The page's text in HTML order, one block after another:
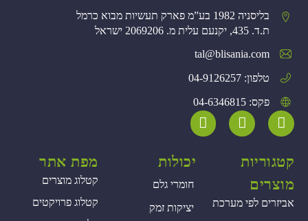
בליסניה 1982 בע”מ פארק תעשיות מבוא כרמל
ת.ד. 435, יקנעם עלית מ. 2069206 ישראל
tal@blisania.com‏
טלפון: 04-9126257
פקס: 04-6346815
קטגוריות
מוצרים
אביזרים לפי מערכת
יכולות
חומרי גלם
יציקות זמק
מפת אתר
קטלוג מוצרים
קטלוג פרויקטים